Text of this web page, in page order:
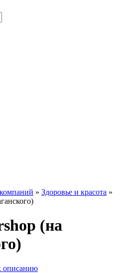
» Здоровье и красота »
(на
описанию